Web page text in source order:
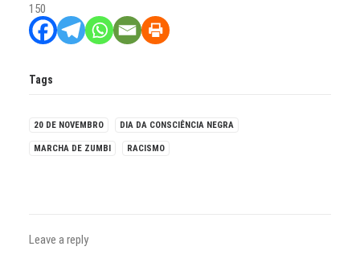
150
Tags
20 DE NOVEMBRO DIA DA CONSCIÊNCIA NEGRA
MARCHA DE ZUMBI RACISMO
Leave a reply